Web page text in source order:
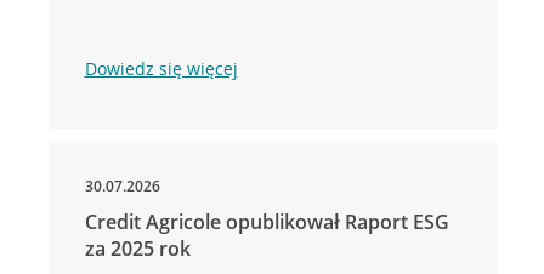
Dowiedz się więcej
30.07.2026
Credit Agricole opublikował Raport ESG
za 2025 rok